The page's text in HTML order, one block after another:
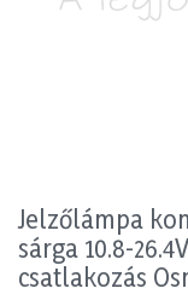
Jelzőlámpa
sárga 10.8-
csatlakozás